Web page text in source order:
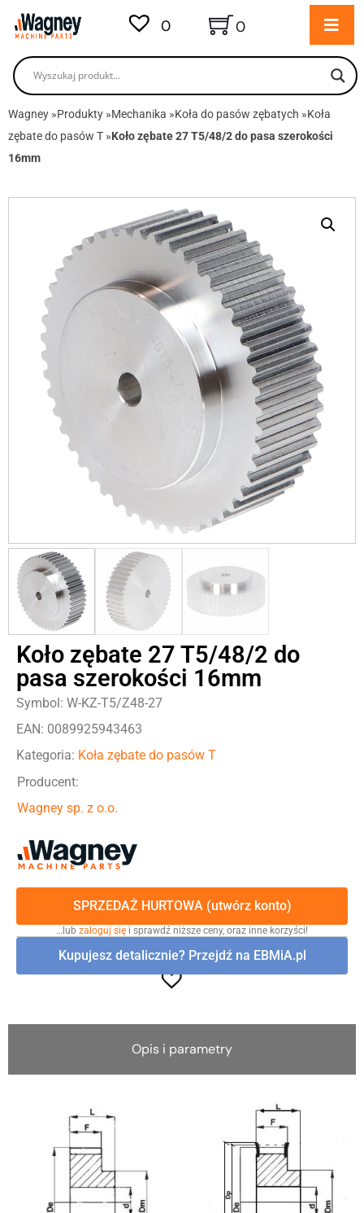
0 0
Wagney »Produkty »Mechanika »Koła do pasów zębatych »Koła
zębate do pasów T »Koło zębate 27 T5/48/2 do pasa szerokości
16mm
Koło zębate 27 T5/48/2 do
pasa szerokości 16mm
Symbol: W-KZ-T5/Z48-27
EAN: 0089925943463
Kategoria: Koła zębate do pasów T
Producent:
Wagney sp. z o.o.
SPRZEDAŻ HURTOWA (utwórz konto)
…lub zaloguj się i sprawdź niższe ceny, oraz inne korzyści!
Kupujesz detalicznie? Przejdź na EBMiA.pl
Opis i parametry